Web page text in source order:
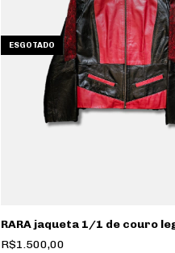
ESGOTADO
RARA jaqueta 1/1 de couro
R$1.500,00